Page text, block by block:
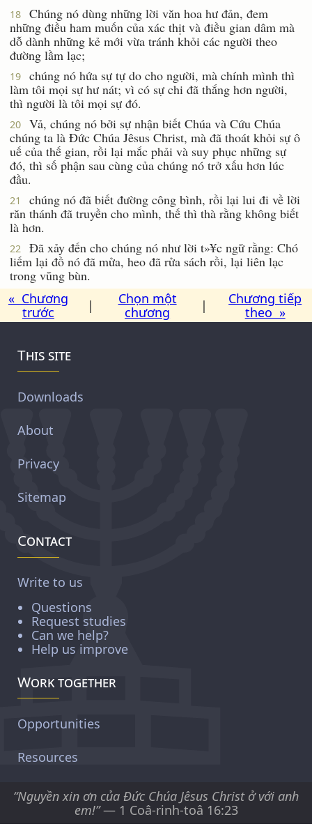
18
Chúng nó dùng những lời văn hoa hư đản, đem
những điều ham muốn của xác thịt và điều gian dâm mà
dỗ dành những kẻ mới vừa tránh khỏi các người theo
đường lầm lạc;
19
chúng nó hứa sự tự do cho người, mà chính mình thì
làm tôi mọi sự hư nát; vì có sự chi đã thắng hơn người,
thì người là tôi mọi sự đó.
20
Vả, chúng nó bởi sự nhận biết Chúa và Cứu Chúa
chúng ta là Ðức Chúa Jêsus Christ, mà đã thoát khỏi sự ô
uế của thế gian, rồi lại mắc phải và suy phục những sự
đó, thì số phận sau cùng của chúng nó trở xấu hơn lúc
đầu.
21
chúng nó đã biết đường công bình, rồi lại lui đi về lời
răn thánh đã truyền cho mình, thế thì thà rằng không biết
là hơn.
22
Ðã xảy đến cho chúng nó như lời t»¥c ngữ rằng: Chó
liếm lại đồ nó đã mửa, heo đã rửa sách rồi, lại liên lạc
trong vũng bùn.
« Chương
trước
|
Chọn một
chương
|
Chương tiếp
theo »
This site
Downloads
About
Privacy
Sitemap
Contact
Write to us
Questions
Request studies
Can we help?
Help us improve
Work together
Opportunities
Resources
“Nguyền xin ơn của Ðức Chúa Jêsus Christ ở với anh
em!”— 1 Coâ-rinh-toâ 16:23